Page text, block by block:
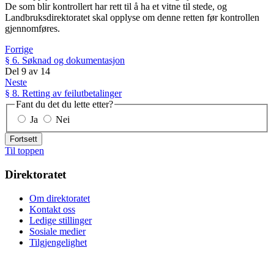
De som blir kontrollert har rett til å ha et vitne til stede, og
Landbruksdirektoratet skal opplyse om denne retten før kontrollen
gjennomføres.
Forrige
§ 6. Søknad og dokumentasjon
Del 9 av 14
Neste
§ 8. Retting av feilutbetalinger
Fant du det du lette etter?
Ja
Nei
Fortsett
Til toppen
Direktoratet
Om direktoratet
Kontakt oss
Ledige stillinger
Sosiale medier
Tilgjengelighet